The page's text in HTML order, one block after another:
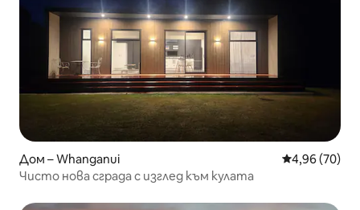
Дом – Whanganui Средна
4,96 (70)
Чисто нова сграда с изглед към кулата